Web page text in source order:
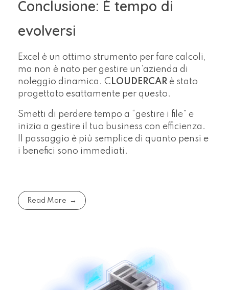
Conclusione: È tempo di
evolversi
Excel è un ottimo strumento per fare calcoli,
ma non è nato per gestire un’azienda di
noleggio dinamica. C LOUDERCAR è stato
progettato esattamente per questo.
Smetti di perdere tempo a “gestire i file” e
inizia a gestire il tuo business con efficienza.
Il passaggio è più semplice di quanto pensi e
i benefici sono immediati.
Read More